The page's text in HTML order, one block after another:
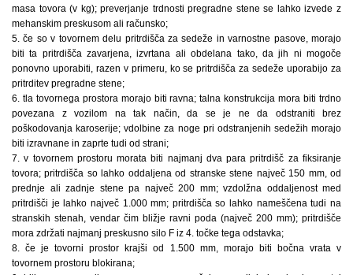
masa tovora (v kg); preverjanje trdnosti pregradne stene se lahko izvede z
mehanskim preskusom ali računsko;
5. če so v tovornem delu pritrdišča za sedeže in varnostne pasove, morajo
biti ta pritrdišča zavarjena, izvrtana ali obdelana tako, da jih ni mogoče
ponovno uporabiti, razen v primeru, ko se pritrdišča za sedeže uporabijo za
pritrditev pregradne stene;
6. tla tovornega prostora morajo biti ravna; talna konstrukcija mora biti trdno
povezana z vozilom na tak način, da se je ne da odstraniti brez
poškodovanja karoserije; vdolbine za noge pri odstranjenih sedežih morajo
biti izravnane in zaprte tudi od strani;
7. v tovornem prostoru morata biti najmanj dva para pritrdišč za fiksiranje
tovora; pritrdišča so lahko oddaljena od stranske stene največ 150 mm, od
prednje ali zadnje stene pa največ 200 mm; vzdolžna oddaljenost med
pritrdišči je lahko največ 1.000 mm; pritrdišča so lahko nameščena tudi na
stranskih stenah, vendar čim bližje ravni poda (največ 200 mm); pritrdišče
mora zdržati najmanj preskusno silo F iz 4. točke tega odstavka;
8. če je tovorni prostor krajši od 1.500 mm, morajo biti bočna vrata v
tovornem prostoru blokirana;